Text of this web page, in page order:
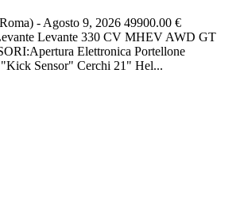
- Agosto 9, 2026 49900.00 €
Levante 330 CV MHEV AWD GT
Elettronica Portellone
"Kick Sensor" Cerchi 21" Hel...